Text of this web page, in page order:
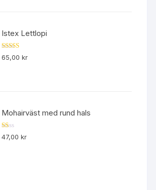
Istex Lettlopi
Betygsatt
4.50av 5
65,00kr
Mohairväst med rund hals
B
et
47,00kr